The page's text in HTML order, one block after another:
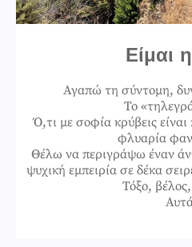
Είμαι
Αγαπώ τη σύντομη,
Το
Ό,τι με σοφία κρύβεις
φλυαρία
Θέλω να περιγράψω έναν
ψυχική εμπειρία σε δέκα
Τόξο,